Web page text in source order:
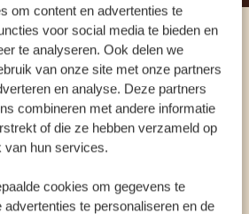
om content en advertenties te
voor social media te bieden en
te analyseren. Ook delen we
van onze site met onze partners
en analyse. Deze partners
combineren met andere informatie
of die ze hebben verzameld op
van hun services.
cookies om gegevens te
te personaliseren en de
een expert
STAAN VOOR JE KLAAR